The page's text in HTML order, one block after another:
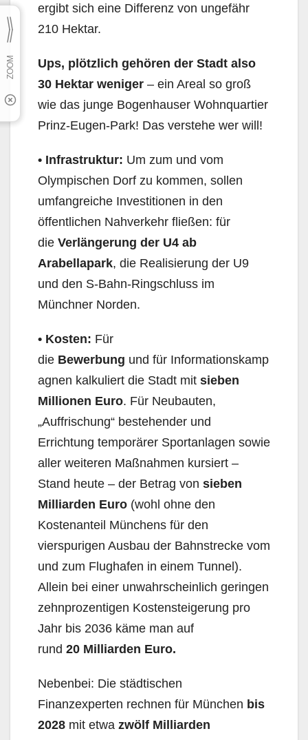
ergibt sich eine Differenz von ungefähr
210 Hektar.
Ups, plötzlich gehören der Stadt also
30 Hektar weniger – ein Areal so groß
wie das junge Bogenhauser Wohnquartier
Prinz-Eugen-Park! Das verstehe wer will!
• Infrastruktur: Um zum und vom
Olympischen Dorf zu kommen, sollen
umfangreiche Investitionen in den
öffentlichen Nahverkehr fließen: für
die Verlängerung der U4 ab
Arabellapark, die Realisierung der U9
und den S-Bahn-Ringschluss im
Münchner Norden.
• Kosten: Für
die Bewerbung und für Informationskamp
agnen kalkuliert die Stadt mit sieben
Millionen Euro. Für Neubauten,
„Auffrischung“ bestehender und
Errichtung temporärer Sportanlagen sowie
aller weiteren Maßnahmen kursiert –
Stand heute – der Betrag von sieben
Milliarden Euro (wohl ohne den
Kostenanteil Münchens für den
vierspurigen Ausbau der Bahnstrecke vom
und zum Flughafen in einem Tunnel).
Allein bei einer unwahrscheinlich geringen
zehnprozentigen Kostensteigerung pro
Jahr bis 2036 käme man auf
rund 20 Milliarden Euro.
Nebenbei: Die städtischen
Finanzexperten rechnen für München bis
2028 mit etwa zwölf Milliarden